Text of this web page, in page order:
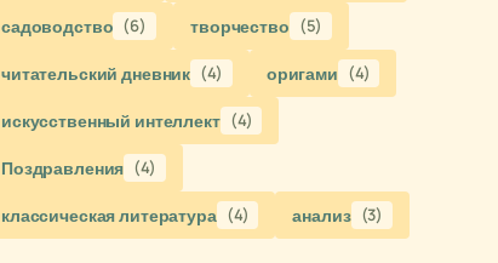
садоводство (6) творчество (5)
читательский дневник (4) оригами (4)
искусственный интеллект (4)
Поздравления (4)
классическая литература (4) анализ (3)